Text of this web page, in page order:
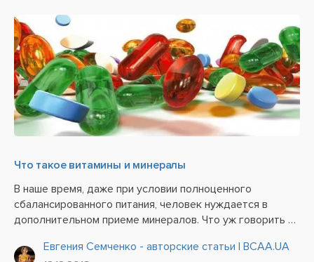
Что такое витамины и минералы
В наше время, даже при условии полноценного
сбалансированного питания, человек нуждается в
дополнительном приеме минералов. Что уж говорить о
нужных результатов при отсутствии правильного
Евгения Семченко - авторские статьи | BCAA.UA